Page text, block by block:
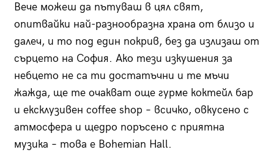
Вече можеш да пътуваш в цял свят,
опитвайки най-разнообразна храна от близо и
далеч, и то под един покрив, без да излизаш от
сърцето на София. Ако тези изкушения за
небцето не са ти достатъчни и те мъчи
жажда, ще те очакват още гурме коктейл бар
и ексклузивен coffee shop – всичко, овкусено с
атмосфера и щедро поръсено с приятна
музика – това е Bohemian Hall.